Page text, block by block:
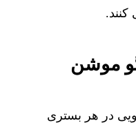
کنند.
موشن
در هر بستری